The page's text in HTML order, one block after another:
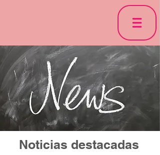
Noticias destacadas